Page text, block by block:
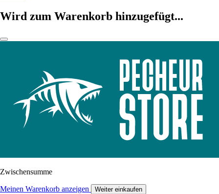
Wird zum Warenkorb hinzugefügt...
Zwischensumme
Meinen Warenkorb anzeigen Weiter einkaufen